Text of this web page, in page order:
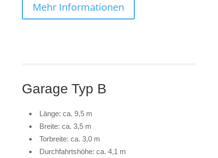
Mehr Informationen
Garage Typ B
Länge: ca. 9,5 m
Breite: ca. 3,5 m
Torbreite: ca. 3,0 m
Durchfahrtshöhe: ca. 4,1 m